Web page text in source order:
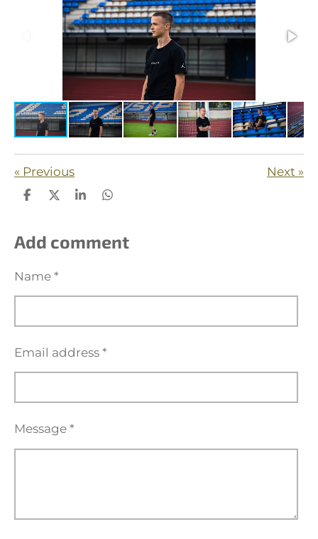
« Previous Next »
S
r
e
S
r
e
S
r
e
S
r
e
Add comment
Name *
Email address *
Message *